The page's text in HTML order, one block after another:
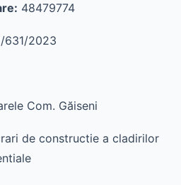
48479774
631/2023
Com. Găiseni
de constructie a cladirilor